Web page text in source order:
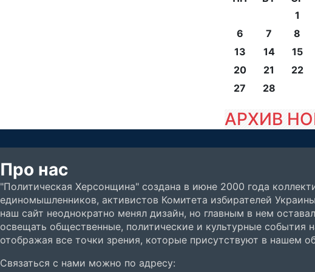
1
6
7 8
13
14 15
20
21 22
27
28
АРХИВ
Про нас
"Политическая Херсонщина" создана в июне 2000 года
единомышленников, активистов Комитета избирателей
наш сайт неоднократно менял дизайн, но главным в нем
освещать общественные, политические и культурные события
отображая все точки зрения, которые присутствуют в нашем
Связаться с нами можно по адресу: